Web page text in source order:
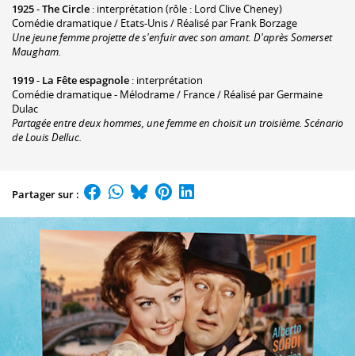
1925-The Circle : interprétation (rôle : Lord Clive Cheney)
Comédie dramatique / Etats-Unis / Réalisé par Frank Borzage
Une jeune femme projette de s'enfuir avec son amant. D'après Somerset
Maugham.
1919- La Fête espagnole : interprétation
Comédie dramatique - Mélodrame / France / Réalisé par Germaine
Dulac
Partagée entre deux hommes, une femme en choisit un troisième. Scénario
de Louis Delluc.
Partager sur :